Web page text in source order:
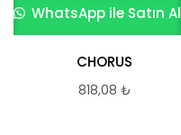
WhatsApp ile Satın Al
CHORUS
818,08 ₺